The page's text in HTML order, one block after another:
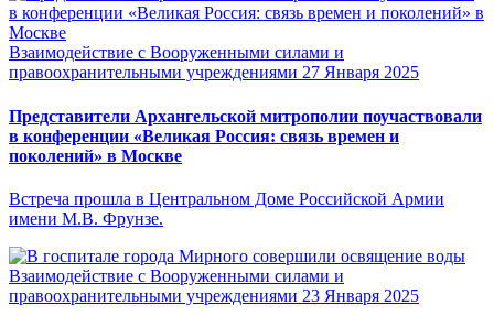
Взаимодействие с Вооруженными силами и
правоохранительными учреждениями 27 Января 2025
Представители Архангельской митрополии поучаствовали
в конференции «Великая Россия: связь времен и
поколений» в Москве
Встреча прошла в Центральном Доме Российской Армии
имени М.В. Фрунзе.
Взаимодействие с Вооруженными силами и
правоохранительными учреждениями 23 Января 2025